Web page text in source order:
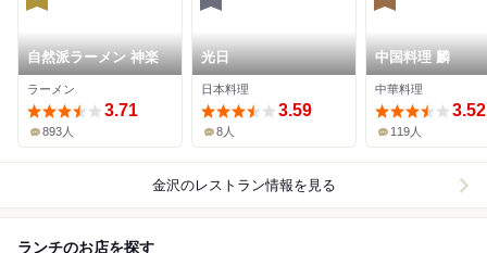
自然派ラーメン 神楽
ラーメン
3.71
893人
光日
日本料理
3.59
8人
中国料理 麟
中華料理
3.52
119人
金沢のレストラン情報を見る
ランチのお店を探す